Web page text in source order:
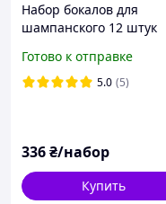
Набор бокалов для
шампанского 12 штук
44160-SL
Готово к отправке
5.0 (5)
336₴/набор
Купить